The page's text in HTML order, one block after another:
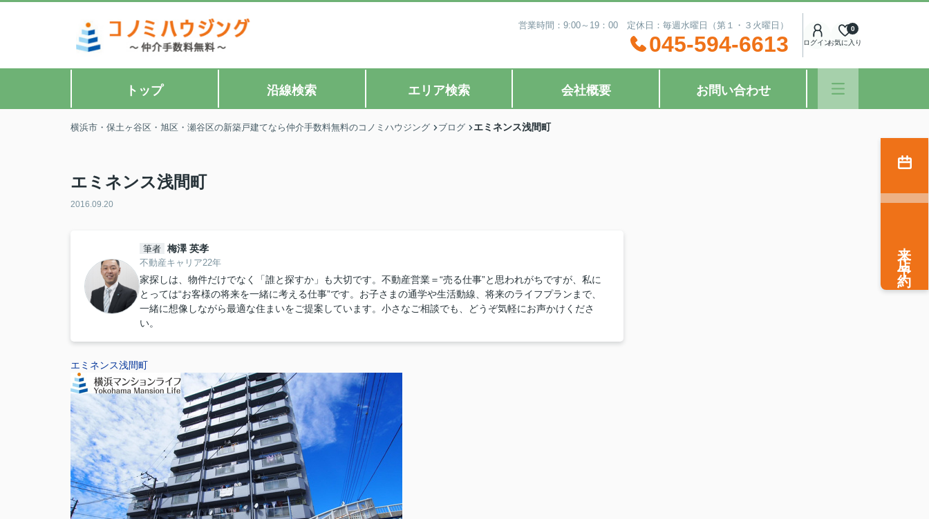
営業時間：9:00～19：00 定休日：毎週水曜日（第１・３火曜日）
045-594-6613 ログインお気に入り
0
トップ 沿線検索 エリア検索 会社概要 お問い合わせ
横浜市・保土ヶ谷区・旭区・瀬谷区の新築戸建てなら仲介手数料無料のコノミハウジング ブログ エミネンス浅間町
エミネンス浅間町
2016.09.20
筆者 梅澤 英孝
不動産キャリア22年
家探しは、物件だけでなく「誰と探すか」も大切です。不動産営業＝“売る仕事”と思われがちですが、私に
とっては“お客様の将来を一緒に考える仕事”です。お子さまの通学や生活動線、将来のライフプランまで、
一緒に想像しながら最適な住まいをご提案しています。小さなご相談でも、どうぞ気軽にお声かけくださ
い。
エミネンス浅間町
来店予約